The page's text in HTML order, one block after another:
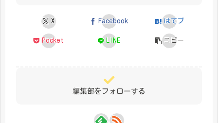
X Facebook はてブ
Pocket LINE コピー
編集部をフォローする